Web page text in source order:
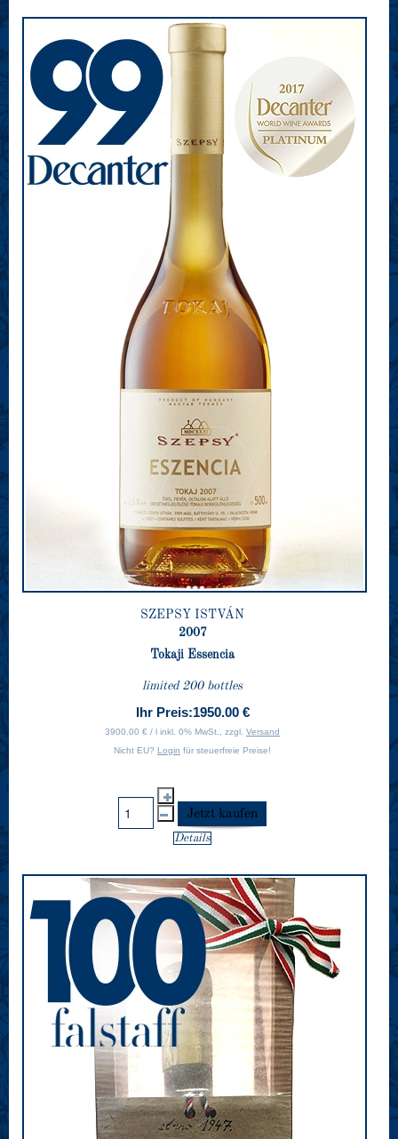
SZEPSY ISTVÁN
2007
Tokaji Essencia
limited 200 bottles
Ihr Preis:1950.00 €
3900.00 € / l inkl. 0% MwSt., zzgl. Versand
Nicht EU? Login für steuerfreie Preise!
Details